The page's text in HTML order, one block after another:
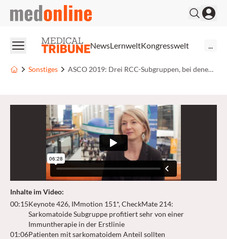
medonline
NewsLernweltKongresswelt
Sonstiges ASCO 2019: Drei RCC-Subgruppen, bei denen eine Immuntherapie effektiv und sicher ist
Inhalte im Video:
00:15Keynote 426, IMmotion 151*, CheckMate 214:
Sarkomatoide Subgruppe profitiert sehr von einer
Immuntherapie in der Erstlinie
01:06Patienten mit sarkomatoidem Anteil sollten